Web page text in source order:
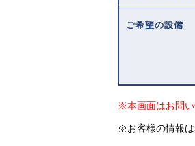
ご希望の設備
※本画面はお問い
※お客様の情報